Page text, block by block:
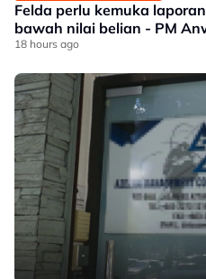
Felda perlu kemuka
bawah nilai belian - PM
18 hours ago